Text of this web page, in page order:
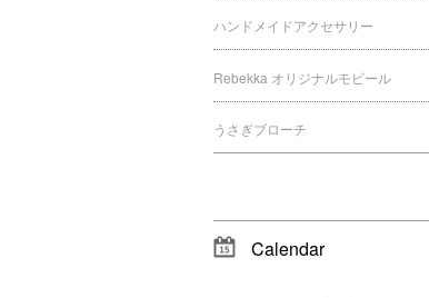
ハンドメイドアクセサリー
Rebekka オリジナルモビール
うさぎブローチ
Calendar